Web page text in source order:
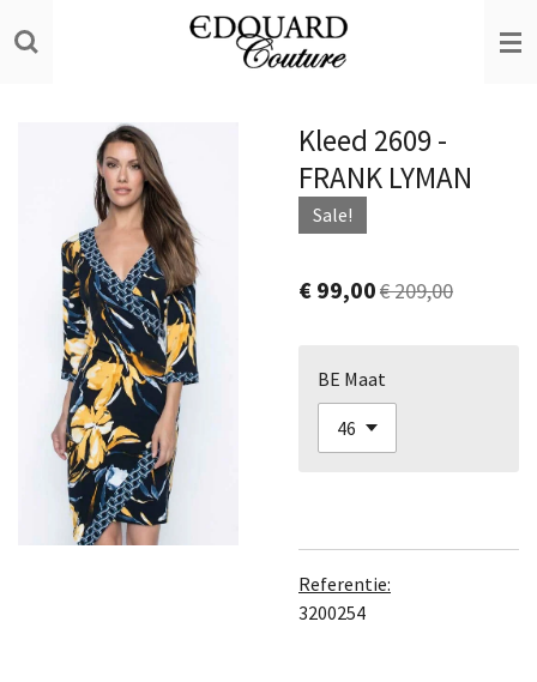
direct
hoofdinhoud
Kleed 2609 -
FRANK LYMAN
Sale!
€ 99,00€ 209,00
BE Maat
Referentie:
3200254